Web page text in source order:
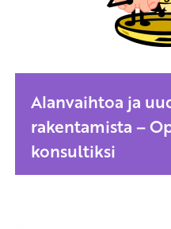
Alanvaihtoa ja
rakentamista –
konsultiksi